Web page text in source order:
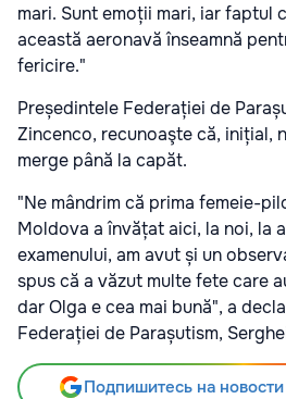
mari. Sunt emoții mari, iar faptul
această aeronavă înseamnă
fericire."
Președintele Federației de
Zincenco, recunoaşte că, inițial,
merge până la capăt.
"Ne mândrim că prima femeie-
Moldova a învățat aici, la noi, la
examenului, am avut și un
spus că a văzut multe fete care
dar Olga e cea mai bună", a
Federației de Parașutism,
Подпишитесь на